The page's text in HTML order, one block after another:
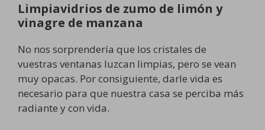
Limpiavidrios de zumo de limón y
vinagre de manzana
No nos sorprendería que los cristales de
vuestras ventanas luzcan limpias, pero se vean
muy opacas. Por consiguiente, darle vida es
necesario para que nuestra casa se perciba más
radiante y con vida.